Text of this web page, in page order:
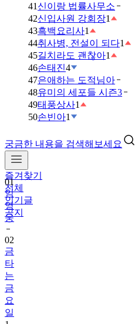
41 신이랑 법률사무소
42신입사원 강회장1
43흑백요리사1
44취사병, 전설이 되다1
45길치라도 괜찮아1
46손태진4
47은애하는 도적님아
48유미의 세포들 시즌3
49태풍상사1
50손빈아1
궁금한 내용을 검색해보세요
즐겨찾기
전체
인기글
공지
01
임
영
웅
02
금
타
는
금
요
일